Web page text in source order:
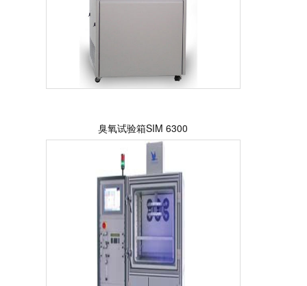
臭氧试验箱SIM 6300